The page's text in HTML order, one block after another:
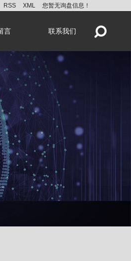
RSS XML 您暂无询盘信息！
言 联系我们